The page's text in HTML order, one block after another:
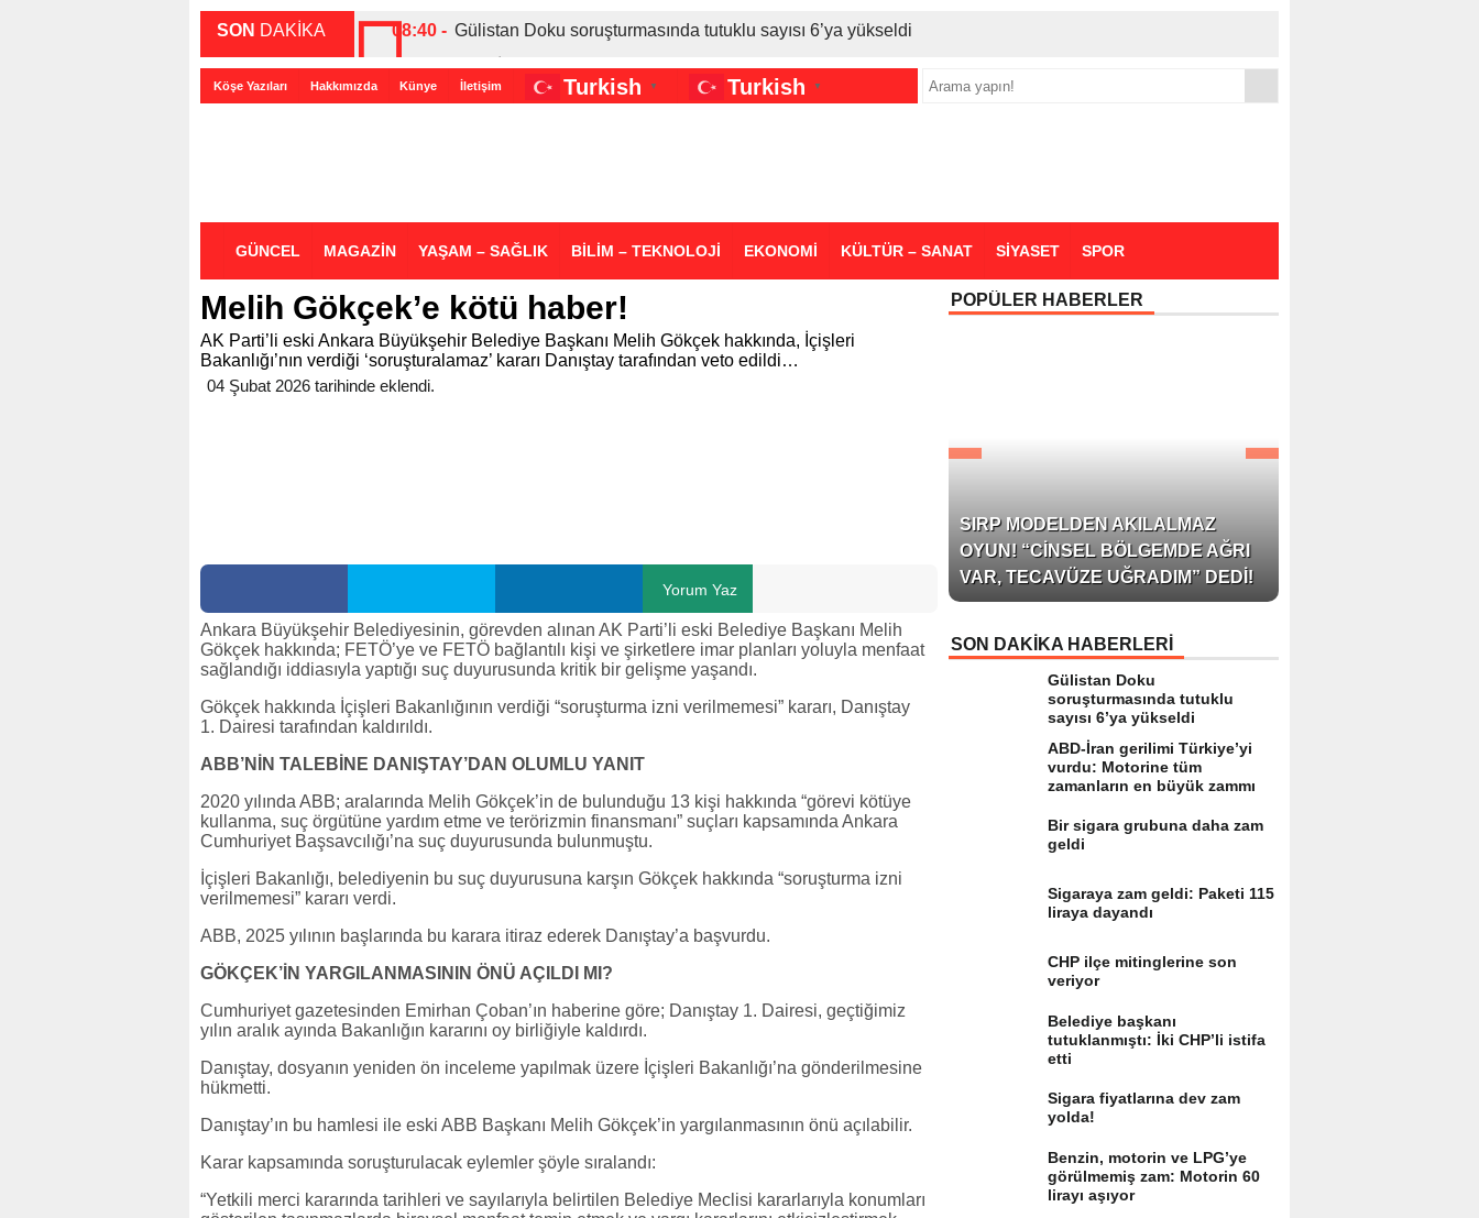
SON DAKİKA 08:40 - Gülistan Doku soruşturmasında tutuklu sayısı 6’ya yükseldi
00:27 - ABD-İran gerilimi Türkiye’yi vurdu: Motorine tüm zamanların en büyük zammı
00:35 - Bir sigara grubuna daha zam geldi
Köşe Yazıları Hakkımızda Künye İletişim Turkish ▼ Turkish ▼
GÜNCEL MAGAZİN YAŞAM – SAĞLIK BİLİM – TEKNOLOJİ EKONOMİ KÜLTÜR – SANAT SİYASET SPOR
Melih Gökçek’e kötü haber!
AK Parti’li eski Ankara Büyükşehir Belediye Başkanı Melih Gökçek hakkında, İçişleri
Bakanlığı’nın verdiği ‘soruşturalamaz’ kararı Danıştay tarafından veto edildi…
04 Şubat 2026 tarihinde eklendi.
Yorum Yaz
Ankara Büyükşehir Belediyesinin, görevden alınan AK Parti’li eski Belediye Başkanı Melih
Gökçek hakkında; FETÖ’ye ve FETÖ bağlantılı kişi ve şirketlere imar planları yoluyla menfaat
sağlandığı iddiasıyla yaptığı suç duyurusunda kritik bir gelişme yaşandı.
Gökçek hakkında İçişleri Bakanlığının verdiği “soruşturma izni verilmemesi” kararı, Danıştay
1. Dairesi tarafından kaldırıldı.
ABB’NİN TALEBİNE DANIŞTAY’DAN OLUMLU YANIT
2020 yılında ABB; aralarında Melih Gökçek’in de bulunduğu 13 kişi hakkında “görevi kötüye
kullanma, suç örgütüne yardım etme ve terörizmin finansmanı” suçları kapsamında Ankara
Cumhuriyet Başsavcılığı’na suç duyurusunda bulunmuştu.
İçişleri Bakanlığı, belediyenin bu suç duyurusuna karşın Gökçek hakkında “soruşturma izni
verilmemesi” kararı verdi.
ABB, 2025 yılının başlarında bu karara itiraz ederek Danıştay’a başvurdu.
GÖKÇEK’İN YARGILANMASININ ÖNÜ AÇILDI MI?
Cumhuriyet gazetesinden Emirhan Çoban’ın haberine göre; Danıştay 1. Dairesi, geçtiğimiz
yılın aralık ayında Bakanlığın kararını oy birliğiyle kaldırdı.
Danıştay, dosyanın yeniden ön inceleme yapılmak üzere İçişleri Bakanlığı’na gönderilmesine
hükmetti.
Danıştay’ın bu hamlesi ile eski ABB Başkanı Melih Gökçek’in yargılanmasının önü açılabilir.
Karar kapsamında soruşturulacak eylemler şöyle sıralandı:
“Yetkili merci kararında tarihleri ve sayılarıyla belirtilen Belediye Meclisi kararlarıyla konumları
POPÜLER HABERLER
SIRP MODELDEN AKILALMAZ
OYUN! “CINSEL BÖLGEMDE AĞRI
VAR, TECAVÜZE UĞRADIM” DEDI!
SON DAKİKA HABERLERİ
Gülistan Doku
soruşturmasında tutuklu
sayısı 6’ya yükseldi
ABD-İran gerilimi Türkiye’yi
vurdu: Motorine tüm
zamanların en büyük zammı
Bir sigara grubuna daha zam
geldi
Sigaraya zam geldi: Paketi 115
liraya dayandı
CHP ilçe mitinglerine son
veriyor
Belediye başkanı
tutuklanmıştı: İki CHP’li istifa
etti
Sigara fiyatlarına dev zam
yolda!
Benzin, motorin ve LPG’ye
görülmemiş zam: Motorin 60
lirayı aşıyor